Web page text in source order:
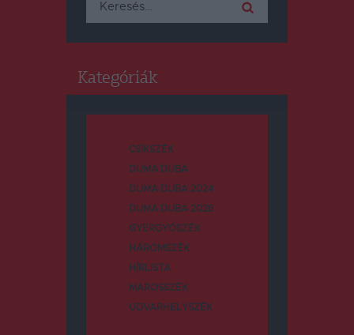
Kategóriák
CSÍKSZÉK
DUMA DUBA
DUMA DUBA 2024
DUMA DUBA 2026
GYERGYÓSZÉK
HÁROMSZÉK
HÍRLISTA
MAROSSZÉK
UDVARHELYSZÉK